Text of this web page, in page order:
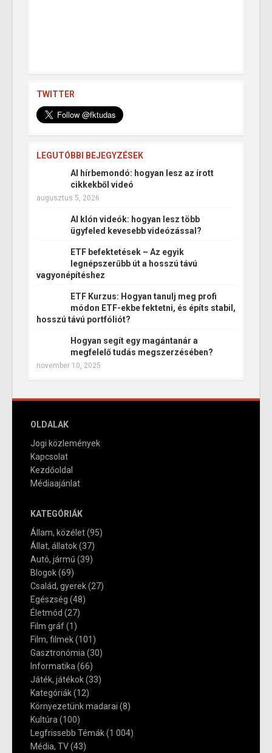
TWITTER
LEGUTÓBBI BEJEGYZÉSEK
AI hírbemondó: hogyan lesz az írott
cikkekből videó
augusztus 5, 2026
AI klón videók: hogyan lesz több
ügyfeled kevesebb videózással?
ETF befektetések – Az egyik
legnépszerűbb út a hosszú távú
vagyonépítéshez
ETF Kurzus: Hogyan tanulj meg profi
módon ETF-ekbe fektetni, és építs stabil,
hosszú távú portfóliót?
Hogyan segít egy magántanár a
megfelelő tudás megszerzésében?
november 10, 2025
OLDALAK
Jogi közlemények
Kapcsolat
Kezdőoldal
Médiaajánlat
KATEGÓRIÁK
Állam, közélet(95)
Állat, állatok(37)
Autó, jármű (39)
Blogok(69)
Család, gyerek(27)
Egészség (48)
Életmód (27)
Film gráf(1)
Film, filmek(101)
Gasztronómia (30)
Informatika (66)
Játék, játékok(33)
Kategóriák(12)
Környezetünk madarai (8)
Kultúra (100)
Legfrissebb Témák(1 004)
Média, TV(43)